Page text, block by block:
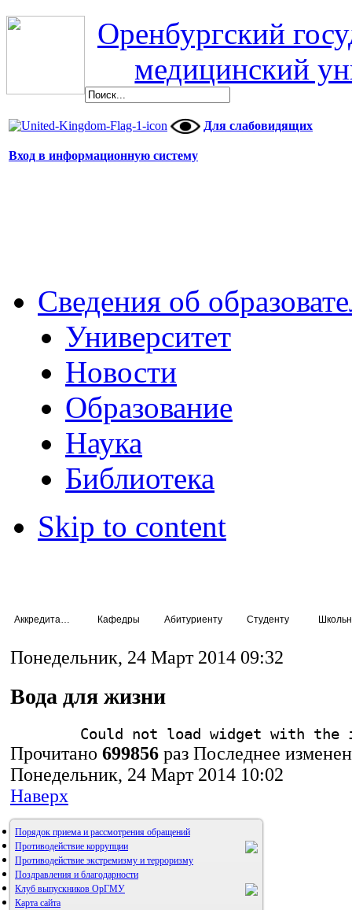
Оренбургский
медицинский
Для слабовидящих
Вход в информационную систему
Сведения об
Университет
Новости
Образование
Наука
Библиотека
Skip to content
Кафедры Абитуриенту Студенту
Понедельник, 24 Март 2014 09:32
Вода для жизни
Could not load widget with
Прочитано 699856 раз Последнее
Понедельник, 24 Март 2014 10:02
Наверх
Порядок приема и рассмотрения обращений
Противодействие коррупции
Противодействие экстремизму и терроризму
Поздравления и благодарности
Клуб выпускников ОрГМУ
Карта сайта